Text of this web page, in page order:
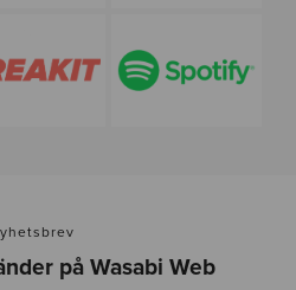
på Wasabi Web